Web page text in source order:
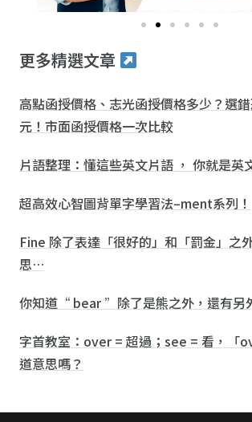
更多精選文章
高點函授價格、志光函授價格多少？選
元！市面函授價格一次比較
片語整理：懂這些英文片語 ， 你就是英
超高效心智圖背單字學習法–ment系列！
Fine 除了表達「很好的」和「罰金」之
思…
你知道“ bear ”除了是熊之外，還有另
字首教室：over = 超過；see = 看，「
道意思嗎？